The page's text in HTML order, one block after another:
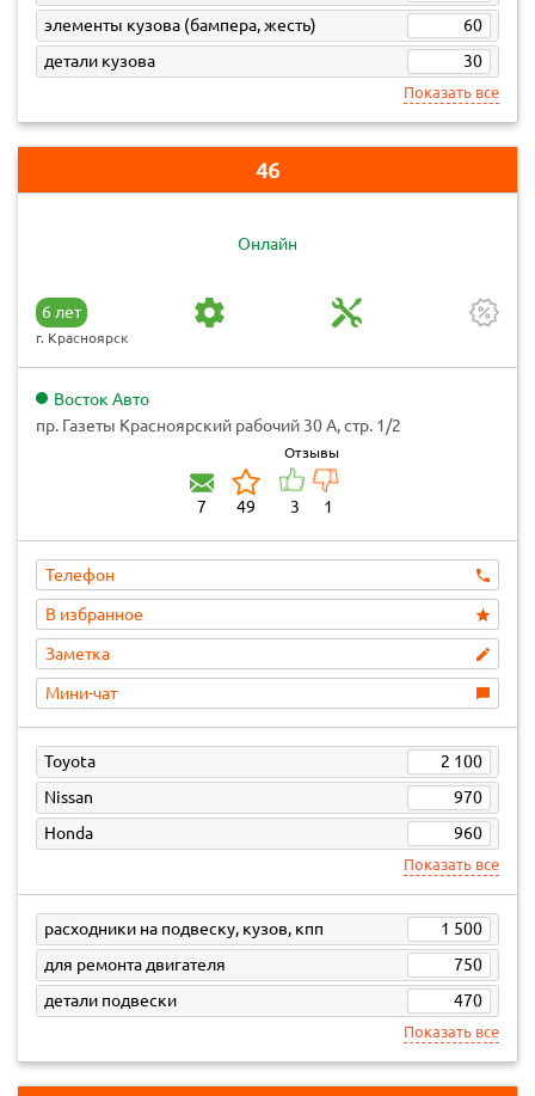
элементы кузова (бампера, жесть)
60
детали кузова
30
Показать все
46
Онлайн
6 лет
г. Красноярск
Восток Авто
пр. Газеты Красноярский рабочий 30 А, стр. 1/2
7 49
Отзывы
3 1
Телефон
В избранное
Заметка
Мини-чат
Toyota
2 100
Nissan
970
Honda
960
Показать все
расходники на подвеску, кузов, кпп
1 500
для ремонта двигателя
750
детали подвески
470
Показать все